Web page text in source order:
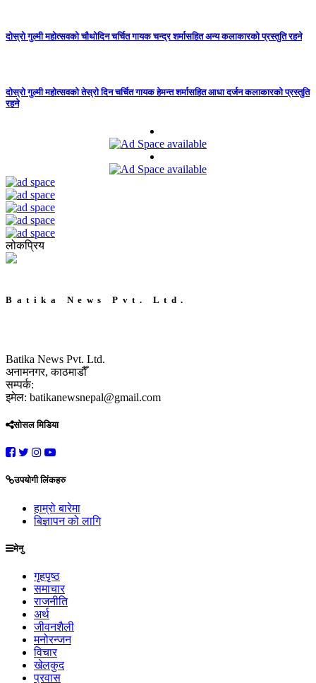
दोस्रो गुल्मी महोत्सवको चौथोदिन चर्चित गायक चन्द्र शर्मासहित अन्य कलाकारको प्रस्तुति रहने
दोस्रो गुल्मी महोत्सवको तेस्रो दिन चर्चित गायक हेमन्त शर्मासहित आधा दर्जन कलाकारको प्रस्तुति
रहने
लोकप्रिय
Batika News Pvt. Ltd.
Batika News Pvt. Ltd.
अनामनगर, काठमाडौँ
सम्पर्क:
इमेल: batikanewsnepal@gmail.com
सोसल मिडिया
उपयोगी लिंकहरु
हाम्रो बारेमा
बिज्ञापन को लागि
मेनु
गृहपृष्ठ
समाचार
राजनीति
अर्थ
जीवनशैली
मनोरन्जन
विचार
खेलकुद
प्रवास